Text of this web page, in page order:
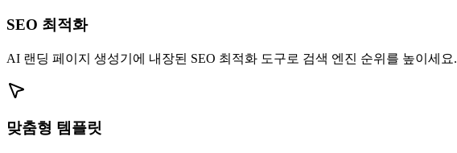
SEO 최적화
AI 랜딩 페이지 생성기에 내장된 SEO 최적화 도구로 검색 엔진 순위를 높이세요.
맞춤형 템플릿